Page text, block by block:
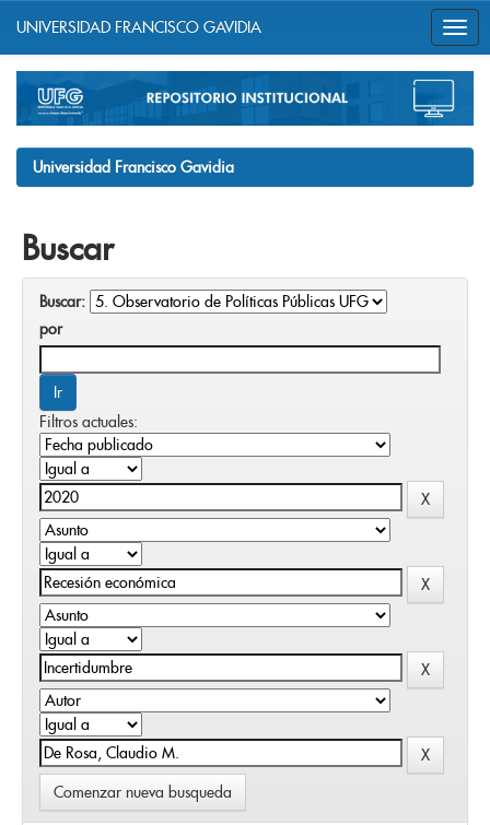
navigation
UNIVERSIDAD FRANCISCO GAVIDIA
Universidad Francisco Gavidia
Buscar
Buscar:
por
Filtros actuales:
Comenzar nueva busqueda